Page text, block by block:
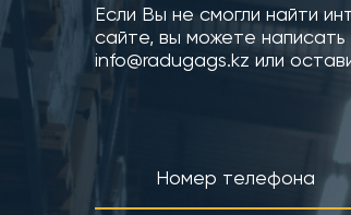
Если Вы не смогли найти
сайте, вы можете
info@radugags.kz или